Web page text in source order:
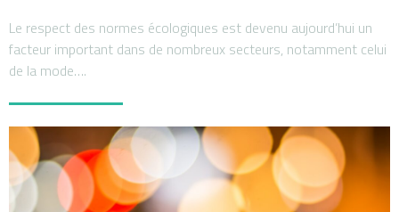
Le respect des normes écologiques est devenu aujourd’hui un
facteur important dans de nombreux secteurs, notamment celui
de la mode….